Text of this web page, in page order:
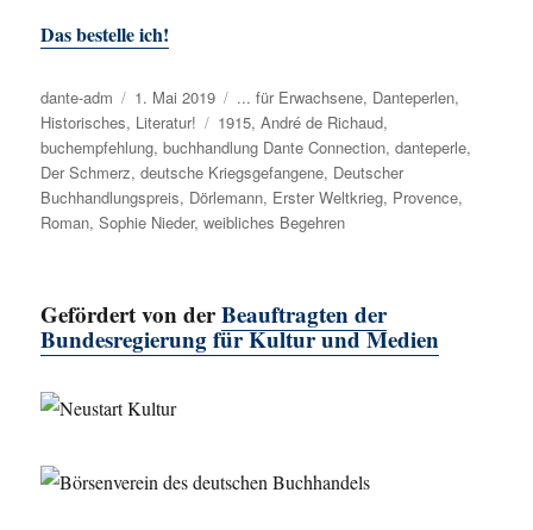
Das bestelle ich!
Autor
dante-adm
Veröffentlicht
am
1. Mai 2019 Kategorien
... für Erwachsene, Danteperlen,
Historisches, Literatur! Schlagwörter
1915,André de Richaud,
buchempfehlung,buchhandlung Dante Connection,danteperle,
Der Schmerz,deutsche Kriegsgefangene, Deutscher
Buchhandlungspreis, Dörlemann, Erster Weltkrieg, Provence,
Roman,Sophie Nieder,weibliches Begehren
Gefördert von derBeauftragten der
Bundesregierung für Kultur und Medien